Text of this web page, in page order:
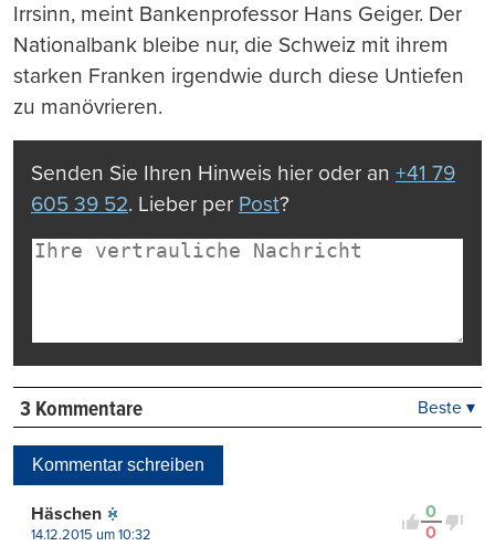
Irrsinn, meint Bankenprofessor Hans Geiger. Der
Nationalbank bleibe nur, die Schweiz mit ihrem
starken Franken irgendwie durch diese Untiefen
zu manövrieren.
Senden Sie Ihren Hinweis hier oder an +41 79
605 39 52. Lieber per Post?
3 Kommentare Beste ▾
Kommentar schreiben
0
0
Häschen
14.12.2015 um 10:32